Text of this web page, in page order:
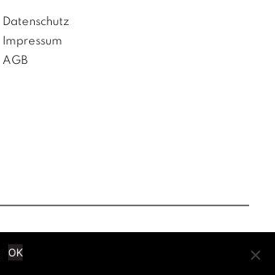
Datenschutz
Impressum
AGB
OK